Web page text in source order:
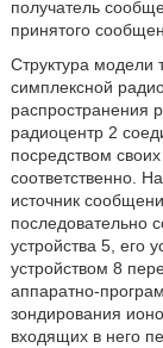
получатель
принятого
Структура модели
симплексной
распространения
радиоцентр 2
посредством
соответственно.
источник
последовательно
устройства 5, его
устройством 8
аппаратно-
зондирования
входящих в него